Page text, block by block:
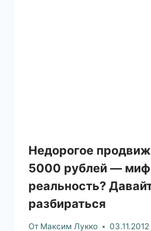
Недорогое
5000 рублей — миф
реальность?
разбираться
От Максим Лукко 03.11.2012